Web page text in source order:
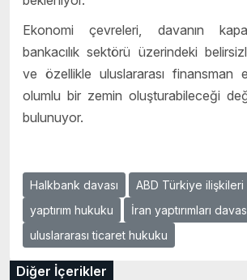
Ekonomi çevreleri, davanın
bankacılık sektörü üzerindeki
ve özellikle uluslararası finansman
olumlu bir zemin oluşturabileceği
bulunuyor.
Halkbank davası
ABD Türkiye ilişkileri
yaptırım hukuku
İran yaptırımları
uluslararası ticaret hukuku
Diğer İçerikler